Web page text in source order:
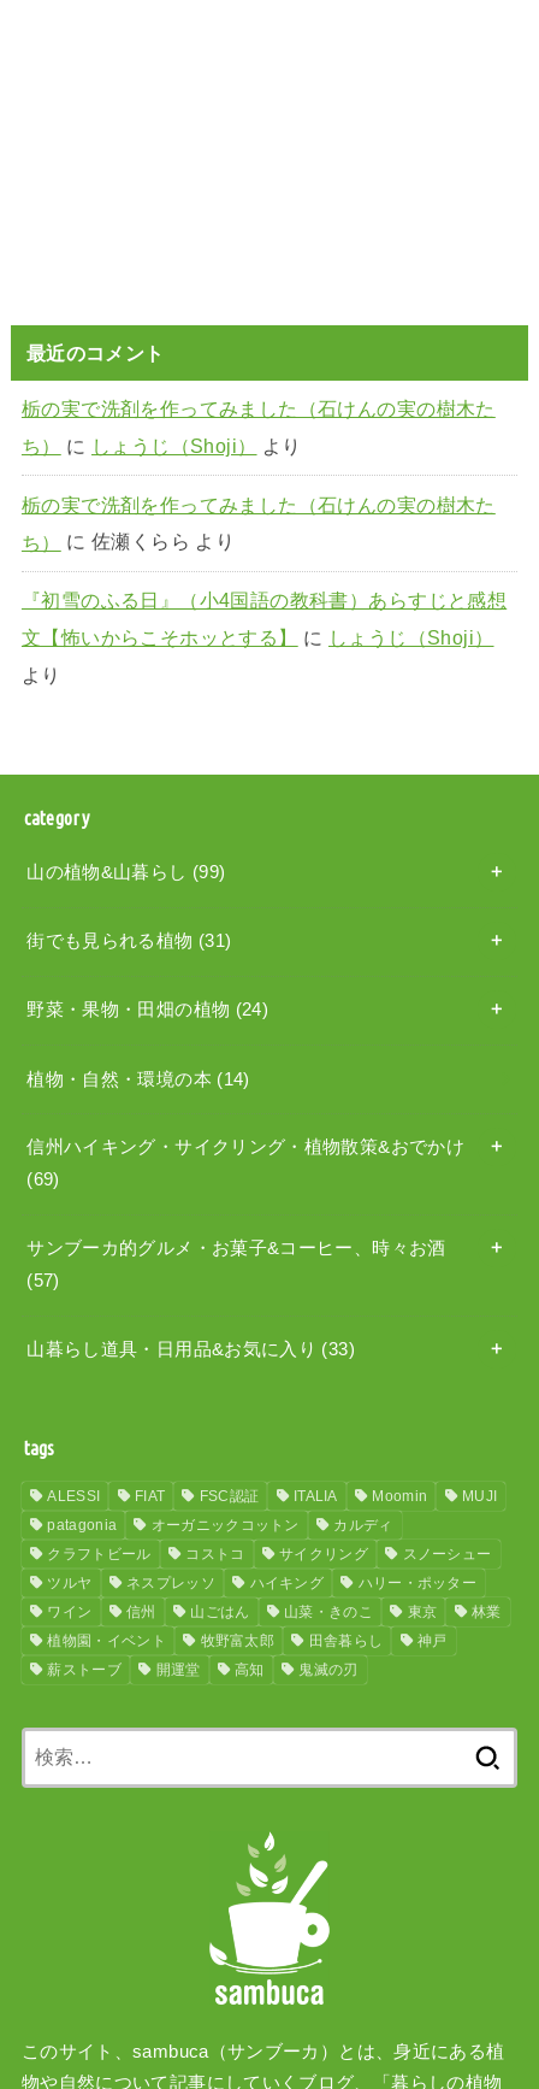
最近のコメント
栃の実で洗剤を作ってみました（石けんの実の樹木た
ち）
に しょうじ（Shoji） より
栃の実で洗剤を作ってみました（石けんの実の樹木た
ち）
に 佐瀬くらら より
『初雪のふる日』（小4国語の教科書）あらすじと感想
文【怖いからこそホッとする】
に しょうじ（Shoji）
より
category
山の植物&山暮らし (99)
街でも見られる植物 (31)
野菜・果物・田畑の植物 (24)
植物・自然・環境の本 (14)
信州ハイキング・サイクリング・植物散策&おでかけ
(69)
サンブーカ的グルメ・お菓子&コーヒー、時々お酒
(57)
山暮らし道具・日用品&お気に入り (33)
tags
ALESSI FIAT FSC認証 ITALIA Moomin
MUJI
patagonia
オーガニックコットン
カルディ
クラフトビール
コストコ サイクリング
スノーシュー
ツルヤ
ネスプレッソ ハイキング
ハリー・ポッター
ワイン
信州 山ごはん 山菜・きのこ 東京
林業
植物園・イベント
牧野富太郎 田舎暮らし
神戸
薪ストーブ
開運堂 高知 鬼滅の刃
このサイト、sambuca（サンブーカ）とは、身近にある植
物や自然について記事にしていくブログ、「暮らしの植物